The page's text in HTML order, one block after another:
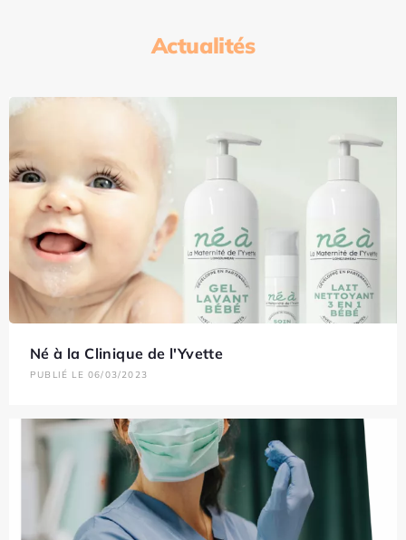
Actualités
Né à la Clinique de l'Yvette
PUBLIÉ LE 06/03/2023